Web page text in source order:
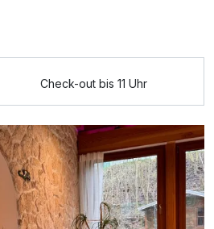
p.P. ab493,50 €
Check-out bis 11 Uhr